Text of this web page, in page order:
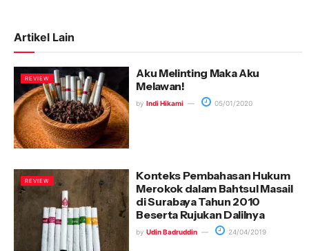
Artikel Lain
REVIEW
Aku Melinting Maka Aku
Melawan!
by Indi Hikami 05/01/2020
REVIEW
Konteks Pembahasan Hukum
Merokok dalam Bahtsul Masail
di Surabaya Tahun 2010
Beserta Rujukan Dalilnya
by Udin Badruddin 24/04/2019